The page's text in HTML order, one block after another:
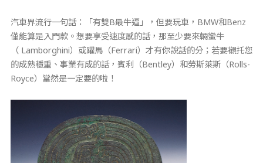
汽車界流行一句話：「有雙B最牛逼」，但要玩車，BMW和Benz
僅能算是入門款。想要享受速度感的話，那至少要來輛蠻牛
（ Lamborghini）或躍馬（Ferrari）才有你說話的分；若要襯托您
的成熟穩重、事業有成的話，賓利（Bentley）和勞斯萊斯（Rolls-
Royce）當然是一定要的啦！